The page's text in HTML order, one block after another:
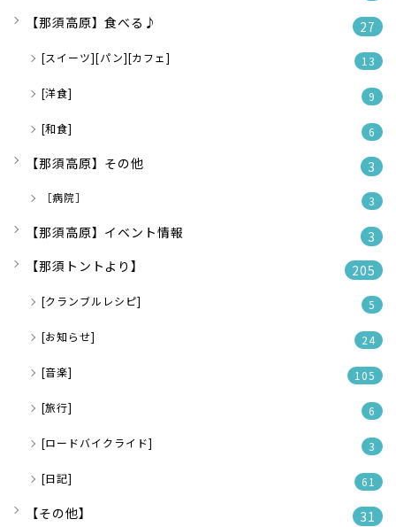
【那須高原】食べる♪ 27
[スイーツ][パン][カフェ] 13
[洋食] 9
[和食] 6
【那須高原】その他 3
［病院］ 3
【那須高原】イベント情報
3
【那須トントより】
205
[クランブルレシピ] 5
[お知らせ] 24
[音楽] 105
[旅行] 6
[ロードバイクライド] 3
[日記] 61
【その他】 31